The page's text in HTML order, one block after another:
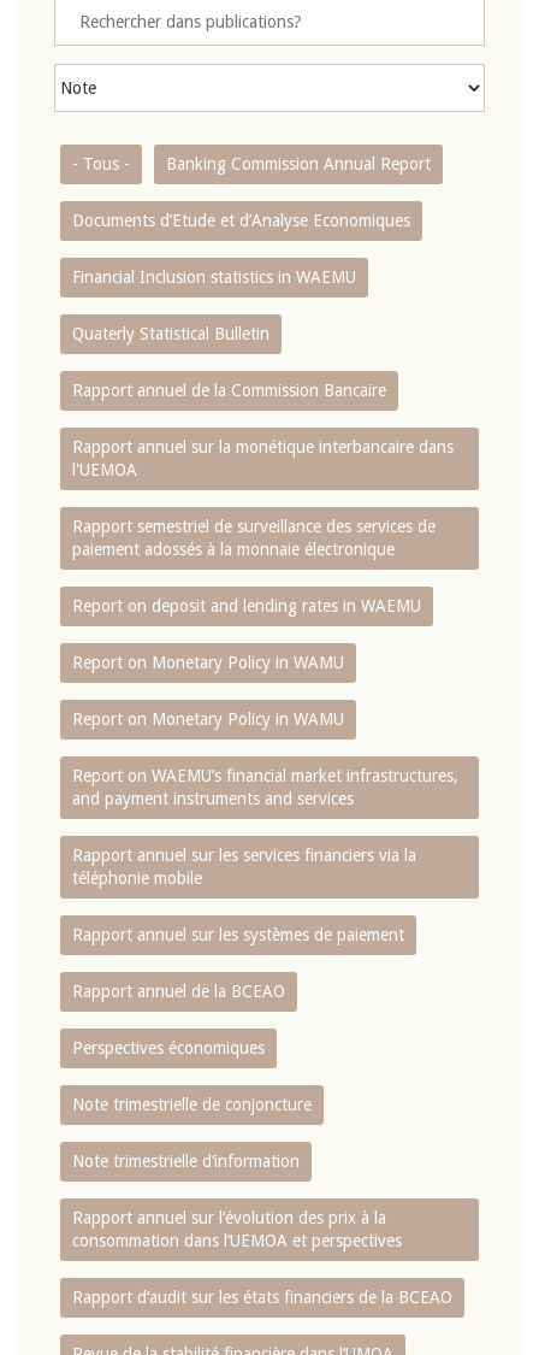
- Tous - Banking Commission Annual Report
Documents d’Etude et d’Analyse Economiques
Financial Inclusion statistics in WAEMU
Quaterly Statistical Bulletin
Rapport annuel de la Commission Bancaire
Rapport annuel sur la monétique interbancaire dans
l'UEMOA
Rapport semestriel de surveillance des services de
paiement adossés à la monnaie électronique
Report on deposit and lending rates in WAEMU
Report on Monetary Policy in WAMU
Report on Monetary Policy in WAMU
Report on WAEMU’s financial market infrastructures,
and payment instruments and services
Rapport annuel sur les services financiers via la
téléphonie mobile
Rapport annuel sur les systèmes de paiement
Rapport annuel de la BCEAO
Perspectives économiques
Note trimestrielle de conjoncture
Note trimestrielle d‘information
Rapport annuel sur l‘évolution des prix à la
consommation dans l‘UEMOA et perspectives
Rapport d‘audit sur les états financiers de la BCEAO